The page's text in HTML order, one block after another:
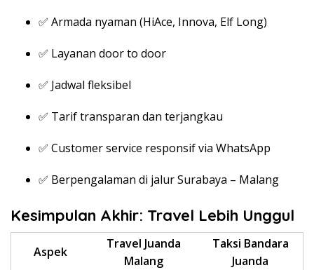
✅ Armada nyaman (HiAce, Innova, Elf Long)
✅ Layanan door to door
✅ Jadwal fleksibel
✅ Tarif transparan dan terjangkau
✅ Customer service responsif via WhatsApp
✅ Berpengalaman di jalur Surabaya – Malang
Kesimpulan Akhir: Travel Lebih Unggul
Aspek
Travel Juanda
Malang
Taksi Bandara
Juanda